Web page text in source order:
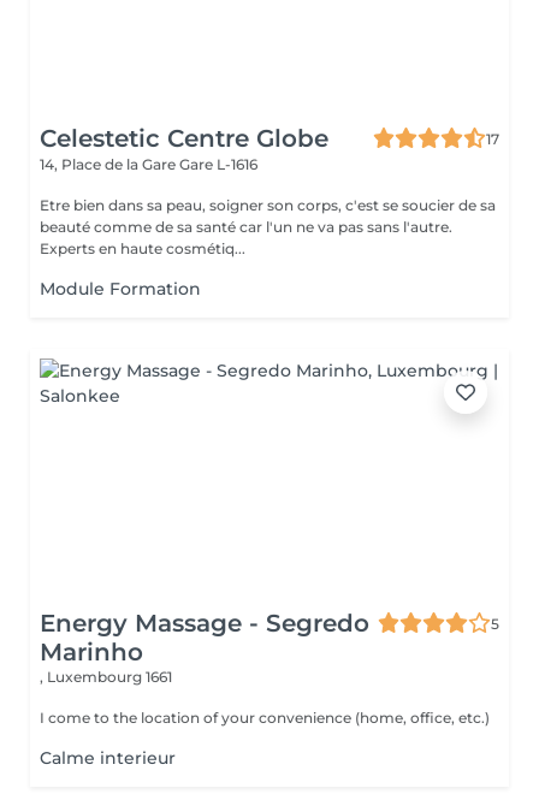
Celestetic Centre Globe
17
14, Place de la Gare Gare L-1616
Etre bien dans sa peau, soigner son corps, c'est se soucier de sa
beauté comme de sa santé car l'un ne va pas sans l'autre.
Experts en haute cosmétiq...
Module Formation
Energy Massage - Segredo
Marinho
5
, Luxembourg 1661
I come to the location of your convenience (home, office, etc.)
Calme interieur